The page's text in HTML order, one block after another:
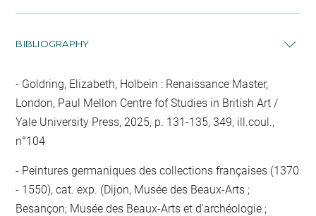
BIBLIOGRAPHY
Goldring, Elizabeth, Holbein : Renaissance Master,
London, Paul Mellon Centre fof Studies in British Art /
Yale University Press, 2025, p. 131-135, 349, ill.coul.,
n°104
Peintures germaniques des collections françaises (1370
- 1550), cat. exp. (Dijon, Musée des Beaux-Arts ;
Besançon; Musée des Beaux-Arts et d'archéologie ;